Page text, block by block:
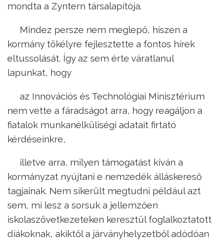
mondta a Zyntern társalapítója.
Mindez persze nem meglepő, hiszen a
kormány tökélyre fejlesztette a fontos hírek
eltussolását. Így az sem érte váratlanul
lapunkat, hogy
az Innovációs és Technológiai Minisztérium
nem vette a fáradságot arra, hogy reagáljon a
fiatalok munkanélküliségi adatait firtató
kérdéseinkre,
illetve arra, milyen támogatást kíván a
kormányzat nyújtani e nemzedék álláskereső
tagjainak. Nem sikerült megtudni például azt
sem, mi lesz a sorsuk a jellemzően
iskolaszövetkezeteken keresztül foglalkoztatott
diákoknak, akiktől a járványhelyzetből adódóan